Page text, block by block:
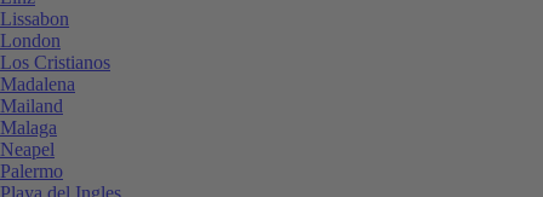
Lissabon
London
Los Cristianos
Madalena
Mailand
Malaga
Neapel
Palermo
Playa del Ingles